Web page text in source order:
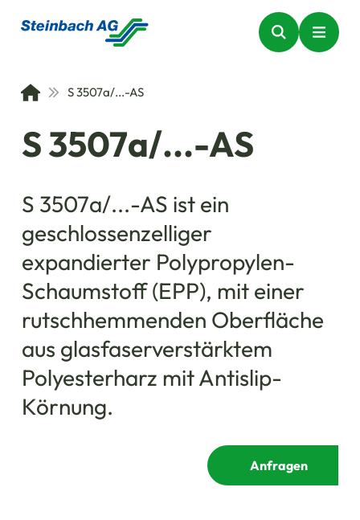
S 3507a/...-AS
S 3507a/...-AS
S 3507a/...-AS ist ein
geschlossenzelliger
expandierter Polypropylen-
Schaumstoff (EPP), mit einer
rutschhemmenden Oberfläche
aus glasfaserverstärktem
Polyesterharz mit Antislip-
Körnung.
Anfragen